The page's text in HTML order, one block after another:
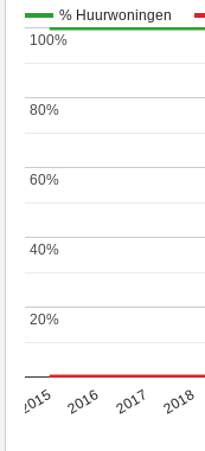
% Huurwoningen
2015 2016 2017 2018
20%
20%
40%
40%
60%
60%
80%
80%
100%
100%